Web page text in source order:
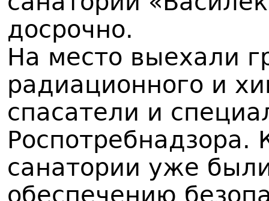
досрочно.
На место выехали
радиационного и
спасатели и
Роспотребнадзора.
санатории уже
обеспечению